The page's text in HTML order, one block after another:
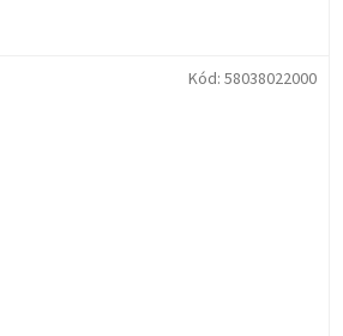
Kód: 58038022000